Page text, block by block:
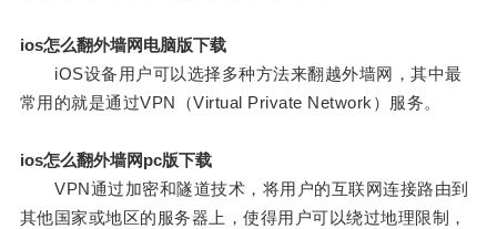
ios怎么翻外墙网电脑版下载
iOS设备用户可以选择多种方法来翻越外墙网，其中最
常用的就是通过VPN（Virtual Private Network）服务。
ios怎么翻外墙网pc版下载
VPN通过加密和隧道技术，将用户的互联网连接路由到
其他国家或地区的服务器上，使得用户可以绕过地理限制，